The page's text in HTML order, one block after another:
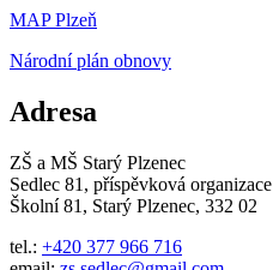
MAP Plzeň
Národní plán obnovy
Adresa
ZŠ a MŠ Starý Plzenec
Sedlec 81, příspěvková organizace
Školní 81, Starý Plzenec, 332 02
tel.: +420 377 966 716